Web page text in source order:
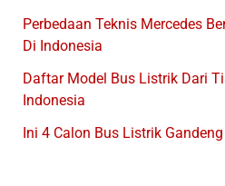
Perbedaan Teknis Mercedes
Di Indonesia
Daftar Model Bus Listrik Dari
Indonesia
Ini 4 Calon Bus Listrik